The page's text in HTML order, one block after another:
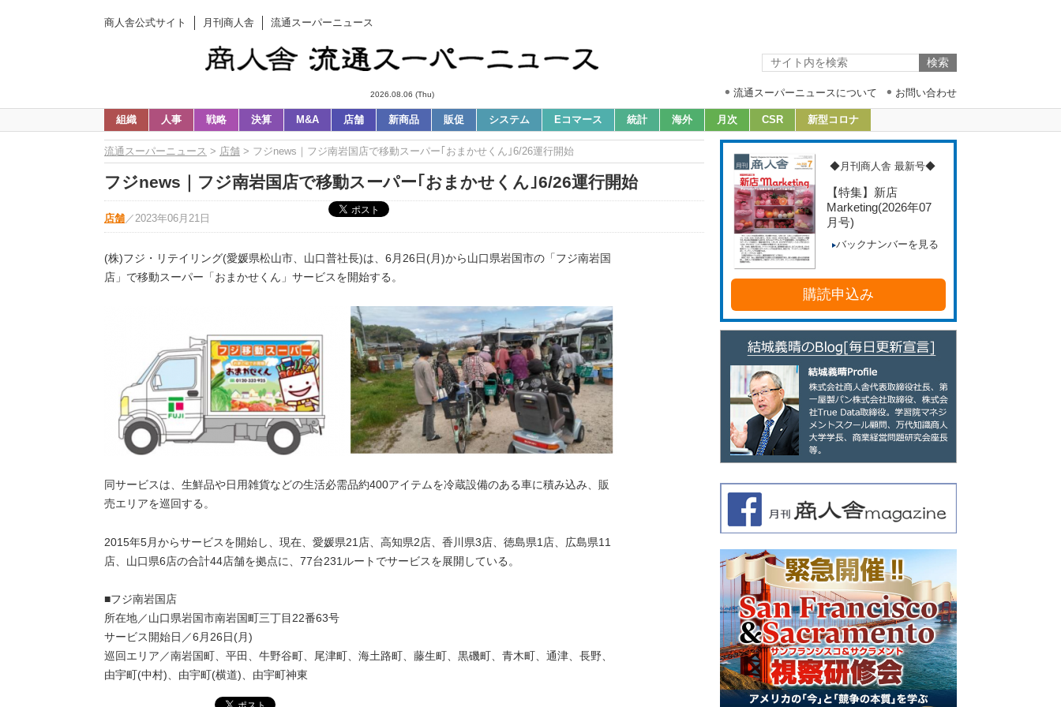
商人舎公式サイト 月刊商人舎 流通スーパーニュース
2026.08.06 (Thu) 流通スーパーニュースについて お問い合わせ
組織 人事 戦略 決算 M&A 店舗 新商品 販促 システム Eコマース 統計 海外 月次 CSR 新型コロナ
流通スーパーニュース > 店舗 > フジnews｜フジ南岩国店で移動スーパー｢おまかせくん｣6/26運行開始
フジnews｜フジ南岩国店で移動スーパー｢おまかせくん｣6/26運行開始
店舗 ／ 2023年06月21日
(株)フジ・リテイリング(愛媛県松山市、山口普社長)は、6月26日(月)から山口県岩国市の「フジ南岩国
店」で移動スーパー「おまかせくん」サービスを開始する。
同サービスは、生鮮品や日用雑貨などの生活必需品約400アイテムを冷蔵設備のある車に積み込み、販
売エリアを巡回する。
2015年5月からサービスを開始し、現在、愛媛県21店、高知県2店、香川県3店、徳島県1店、広島県11
店、山口県6店の合計44店舗を拠点に、77台231ルートでサービスを展開している。
■フジ南岩国店
所在地／山口県岩国市南岩国町三丁目22番63号
サービス開始日／6月26日(月)
巡回エリア／南岩国町、平田、牛野谷町、尾津町、海土路町、藤生町、黒磯町、青木町、通津、長野、
由宇町(中村)、由宇町(横道)、由宇町神東
◆月刊商人舎 最新号◆
【特集】新店
Marketing(2026年07
月号)
バックナンバーを見る
購読申込み